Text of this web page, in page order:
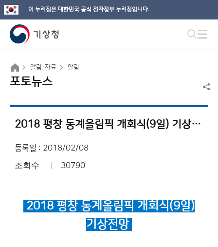
이 누리집은 대한민국 공식 전자정부 누리집입니다.
알림·자료 알림
포토뉴스
2018 평창 동계올림픽 개회식(9일) 기상전망 발표
등록일 : 2018/02/08
조회수 30790
2018 평창 동계올림픽 개회식(9일)
기상전망